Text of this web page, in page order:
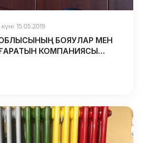
15.05.2019
БОЯУЛАР МЕН
КОМПАНИЯСЫ